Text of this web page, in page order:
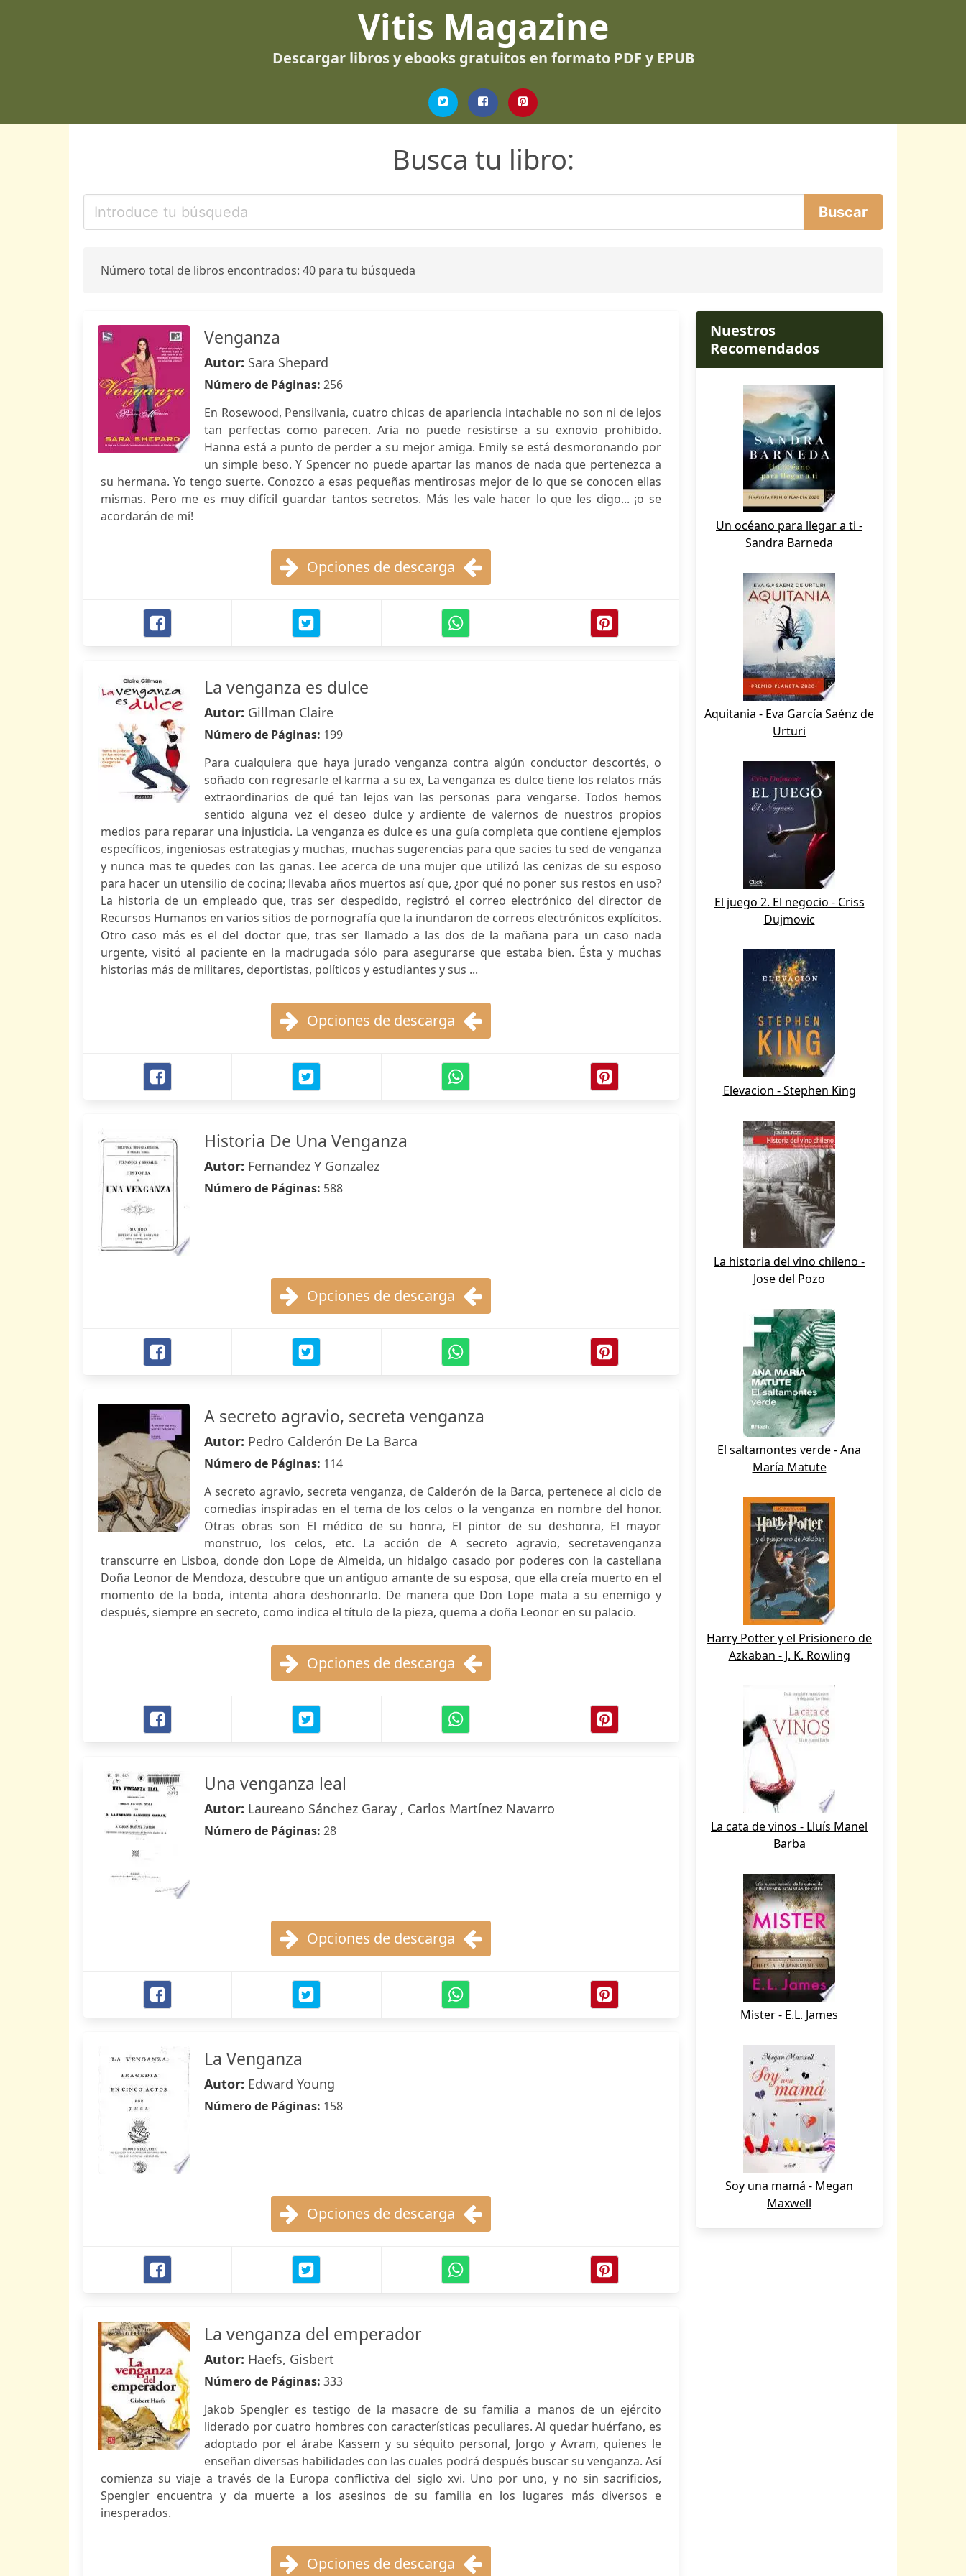
Vitis Magazine
Descargar libros y ebooks gratuitos en formato PDF y EPUB
Busca tu libro:
Número total de libros encontrados: 40 para tu búsqueda
Venganza
Autor: Sara Shepard
Número de Páginas: 256
En Rosewood, Pensilvania, cuatro chicas de apariencia intachable no son ni de lejos
tan perfectas como parecen. Aria no puede resistirse a su exnovio prohibido.
Hanna está a punto de perder a su mejor amiga. Emily se está desmoronando por
un simple beso. Y Spencer no puede apartar las manos de nada que pertenezca a
su hermana. Yo tengo suerte. Conozco a esas pequeñas mentirosas mejor de lo que se conocen ellas
mismas. Pero me es muy difícil guardar tantos secretos. Más les vale hacer lo que les digo... ¡o se
acordarán de mí!
Opciones de descarga
La venganza es dulce
Autor: Gillman Claire
Número de Páginas: 199
Para cualquiera que haya jurado venganza contra algún conductor descortés, o
soñado con regresarle el karma a su ex, La venganza es dulce tiene los relatos más
extraordinarios de qué tan lejos van las personas para vengarse. Todos hemos
sentido alguna vez el deseo dulce y ardiente de valernos de nuestros propios
medios para reparar una injusticia. La venganza es dulce es una guía completa que contiene ejemplos
específicos, ingeniosas estrategias y muchas, muchas sugerencias para que sacies tu sed de venganza
y nunca mas te quedes con las ganas. Lee acerca de una mujer que utilizó las cenizas de su esposo
para hacer un utensilio de cocina; llevaba años muertos así que, ¿por qué no poner sus restos en uso?
La historia de un empleado que, tras ser despedido, registró el correo electrónico del director de
Recursos Humanos en varios sitios de pornografía que la inundaron de correos electrónicos explícitos.
Otro caso más es el del doctor que, tras ser llamado a las dos de la mañana para un caso nada
urgente, visitó al paciente en la madrugada sólo para asegurarse que estaba bien. Ésta y muchas
historias más de militares, deportistas, políticos y estudiantes y sus ...
Opciones de descarga
Historia De Una Venganza
Autor: Fernandez Y Gonzalez
Número de Páginas: 588
Opciones de descarga
A secreto agravio, secreta venganza
Autor: Pedro Calderón De La Barca
Número de Páginas: 114
A secreto agravio, secreta venganza, de Calderón de la Barca, pertenece al ciclo de
comedias inspiradas en el tema de los celos o la venganza en nombre del honor.
Otras obras son El médico de su honra, El pintor de su deshonra, El mayor
monstruo, los celos, etc. La acción de A secreto agravio, secretavenganza
transcurre en Lisboa, donde don Lope de Almeida, un hidalgo casado por poderes con la castellana
Doña Leonor de Mendoza, descubre que un antiguo amante de su esposa, que ella creía muerto en el
momento de la boda, intenta ahora deshonrarlo. De manera que Don Lope mata a su enemigo y
después, siempre en secreto, como indica el título de la pieza, quema a doña Leonor en su palacio.
Opciones de descarga
Una venganza leal
Autor: Laureano Sánchez Garay , Carlos Martínez Navarro
Número de Páginas: 28
Opciones de descarga
La Venganza
Autor: Edward Young
Número de Páginas: 158
Opciones de descarga
La venganza del emperador
Autor: Haefs, Gisbert
Número de Páginas: 333
Jakob Spengler es testigo de la masacre de su familia a manos de un ejército
liderado por cuatro hombres con características peculiares. Al quedar huérfano, es
adoptado por el árabe Kassem y su séquito personal, Jorgo y Avram, quienes le
enseñan diversas habilidades con las cuales podrá después buscar su venganza. Así
comienza su viaje a través de la Europa conflictiva del siglo xvi. Uno por uno, y no sin sacrificios,
Spengler encuentra y da muerte a los asesinos de su familia en los lugares más diversos e
inesperados.
Opciones de descarga
Nuestros
Recomendados
Un océano para llegar a ti -
Sandra Barneda
Aquitania - Eva García Saénz de
Urturi
El juego 2. El negocio - Criss
Dujmovic
Elevacion - Stephen King
La historia del vino chileno -
Jose del Pozo
El saltamontes verde - Ana
María Matute
Harry Potter y el Prisionero de
Azkaban - J. K. Rowling
La cata de vinos - Lluís Manel
Barba
Mister - E.L. James
Soy una mamá - Megan
Maxwell